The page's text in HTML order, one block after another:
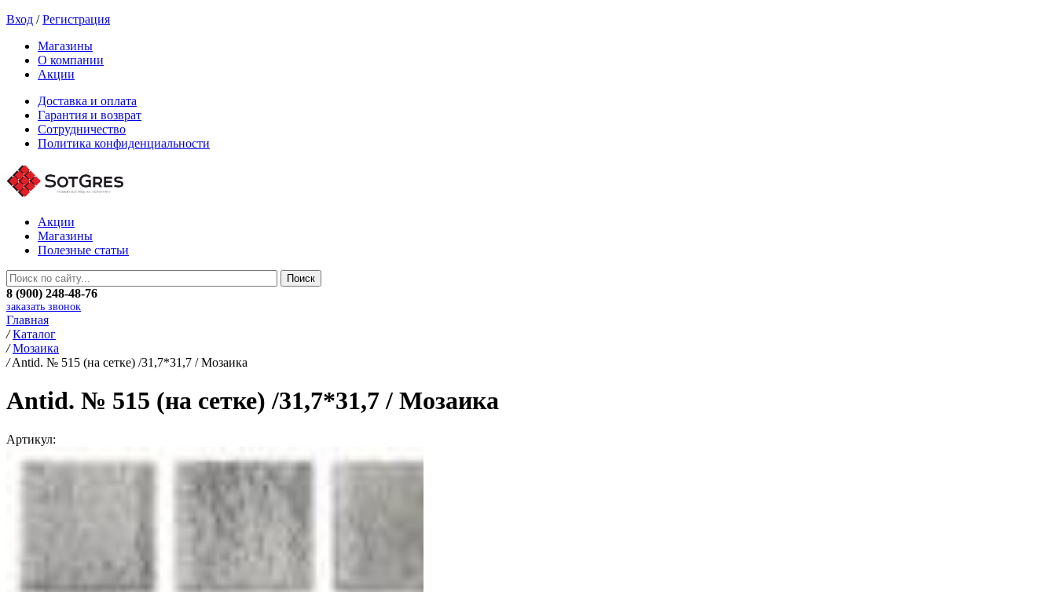
Вход /Регистрация
Магазины
О компании
Акции
Доставка и оплата
Гарантия и возврат
Сотрудничество
Политика конфиденциальности
Акции
Магазины
Полезные статьи
8 (900) 248-48-76
заказать звонок
Главная
/ Каталог
/ Мозаика
/ Antid. № 515 (на сетке) /31,7*31,7 / Мозаика
Antid. № 515 (на сетке) /31,7*31,7 / Мозаика
Артикул: